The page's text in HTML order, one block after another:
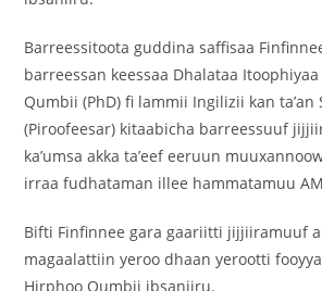
‎Barreessitoota guddina saffisaa
barreessan keessaa Dhalataa
Qumbii (PhD) fi lammii Ingilizii kan ta’an
(Piroofeesar) kitaabicha barreessuuf
ka’umsa akka ta’eef eeruun
irraa fudhataman illee hammatamuu
‎Bifti Finfinnee gara gaariitti jijjiiramuuf
magaalattiin yeroo dhaan yerootti
Hirphoo Qumbii ibsaniiru.